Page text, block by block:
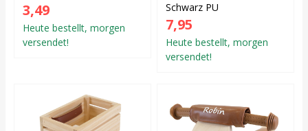
3,49
Heute bestellt, morgen
versendet!
Schwarz PU
7,95
Heute bestellt, morgen
versendet!